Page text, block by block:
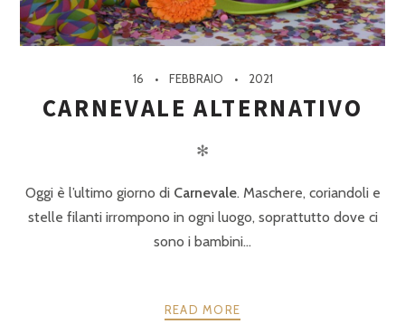
16 FEBBRAIO 2021
CARNEVALE ALTERNATIVO
✻
Oggi è l’ultimo giorno di Carnevale. Maschere, coriandoli e
stelle filanti irrompono in ogni luogo, soprattutto dove ci
sono i bambini...
READ MORE